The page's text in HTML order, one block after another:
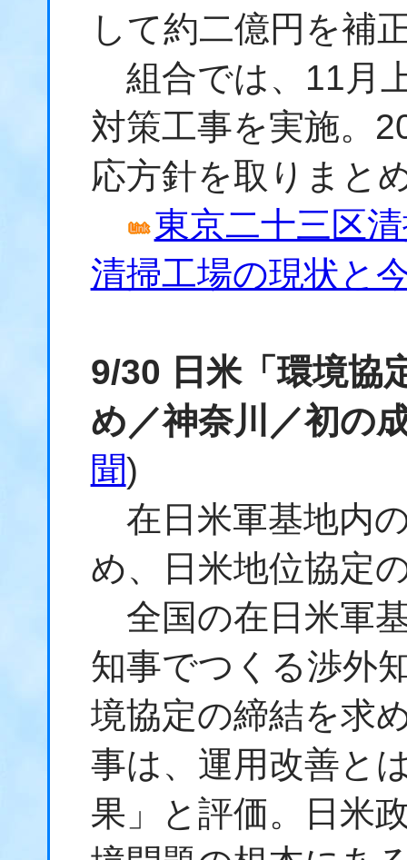
して約二億円を補
組合では、11月
対策工事を実施。
応方針を取りまと
東京二十三区
清掃工場の現状と
9/30 日米「環境協
め／神奈川／初の
聞)
在日米軍基地内
め、日米地位協定
全国の在日米軍
知事でつくる渉外
境協定の締結を求
事は、運用改善と
果」と評価。日米